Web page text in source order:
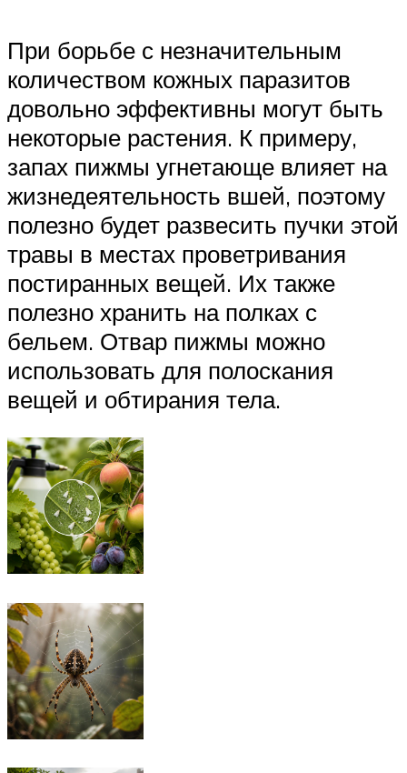
При борьбе с незначительным
количеством кожных паразитов
довольно эффективны могут быть
некоторые растения. К примеру,
запах пижмы угнетающе влияет на
жизнедеятельность вшей, поэтому
полезно будет развесить пучки этой
травы в местах проветривания
постиранных вещей. Их также
полезно хранить на полках с
бельем. Отвар пижмы можно
использовать для полоскания
вещей и обтирания тела.